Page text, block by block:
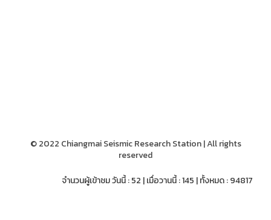
© 2022 Chiangmai Seismic Research Station | All rights
reserved
จำนวนผู้เข้าชม วันนี้ : 52 | เมื่อวานนี้ : 145 | ทั้งหมด : 94817